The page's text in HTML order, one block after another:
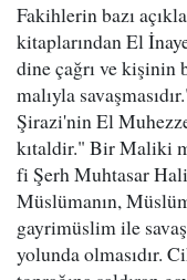
Fakihlerin bazı
kitaplarından El
dine çağrı ve kişinin
malıyla
Şirazi'nin El
kıtaldir." Bir Maliki
fi Şerh Muhtasar
Müslümanın,
gayrimüslim ile
yolunda olmasıdır.